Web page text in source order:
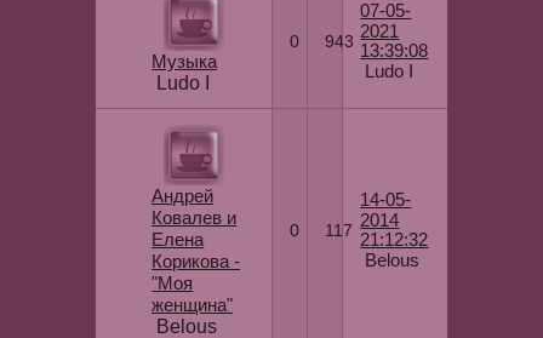
Музыка
Ludo I
0 943
07-05-
2021
13:39:08
Ludo I
Андрей
Ковалев и
Елена
Корикова -
"Моя
женщина"
Belous
0 117
14-05-
2014
21:12:32
Belous